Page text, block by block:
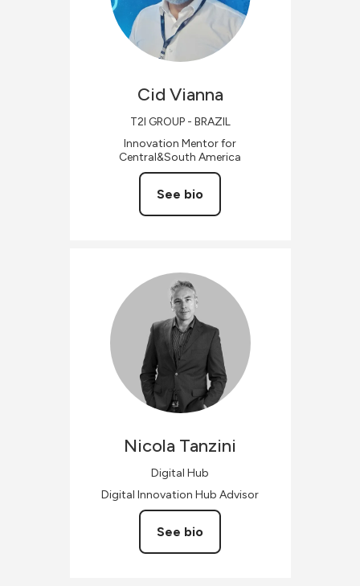
Cid Vianna
T2I GROUP - BRAZIL
Innovation Mentor for
Central&South America
See bio
Nicola Tanzini
Digital Hub
Digital Innovation Hub Advisor
See bio